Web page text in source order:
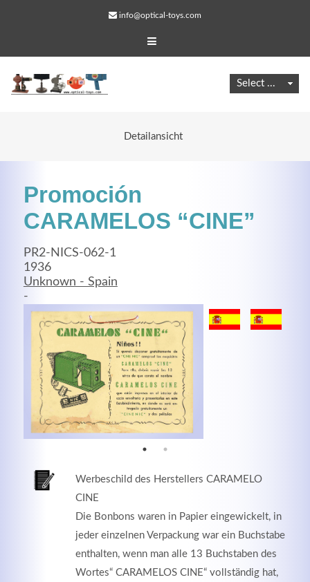
info@optical-toys.com
Detailansicht
Promoción
CARAMELOS “CINE”
PR2-NICS-062-1
1936
Unknown - Spain
-
Werbeschild des Herstellers CARAMELO
CINE
Die Bonbons waren in Papier eingewickelt, in
jeder einzelnen Verpackung war ein Buchstabe
enthalten, wenn man alle 13 Buchstaben des
Wortes“ CARAMELOS CINE“ vollständig hat,
Web Projects
Lorem ipsum dolor sit amet, consectetuer adipiscing
MEHR INFOS
Good Service